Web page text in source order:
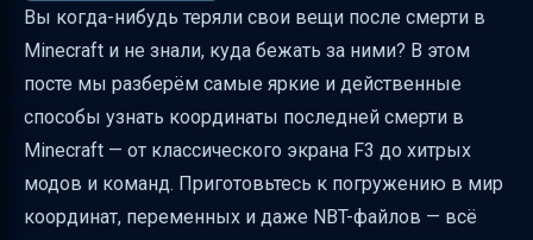
Команды для возвращения к месту смерти
и сохранения вещей
Recovery Compass — компас, который
укажет путь
NBTExplorer — копаем глубже в файлы мира
Переменные для координат смерти — как
Вы когда-нибудь теряли свои вещи после смерти в
Minecraft и не знали, куда бежать за ними? В этом
посте мы разберём самые яркие и действенные
способы узнать координаты последней смерти в
Minecraft — от классического экрана F3 до хитрых
модов и команд. Приготовьтесь к погружению в мир
координат, переменных и даже NBT-файлов — всё